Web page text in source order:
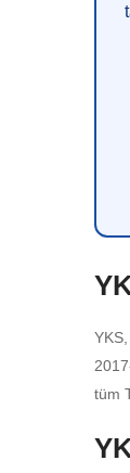
tüm